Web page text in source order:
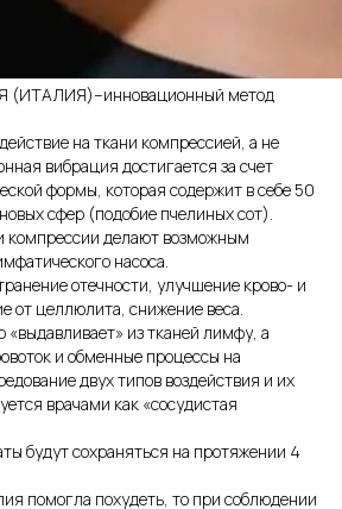
метод
на ткани компрессией, а не
вибрация достигается за счет
формы, которая содержит в себе 50
сфер (подобие пчелиных сот).
компрессии делают возможным
насоса.
отечности, улучшение крово- и
от целлюлита, снижение веса.
«выдавливает» из тканей лимфу, а
и обменные процессы на
двух типов воздействия и их
врачами как «сосудистая
будут сохраняться на протяжении 4
помогла похудеть, то при соблюдении